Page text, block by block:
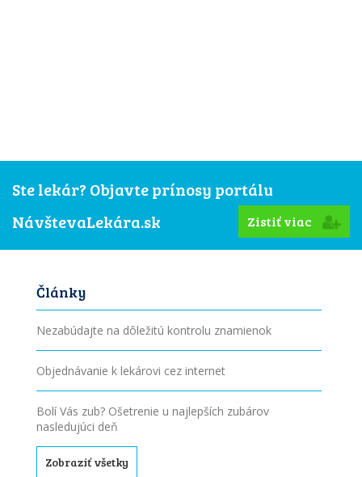
Ste lekár? Objavte prínosy portálu
NávštevaLekára.sk
Zistiť viac
Články
Nezabúdajte na dôležitú kontrolu znamienok
Objednávanie k lekárovi cez internet
Bolí Vás zub? Ošetrenie u najlepších zubárov
nasledujúci deň
Zobraziť všetky